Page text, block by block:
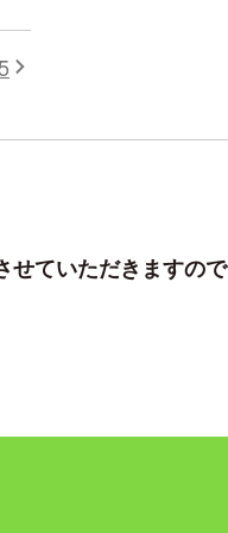
せていただきますので